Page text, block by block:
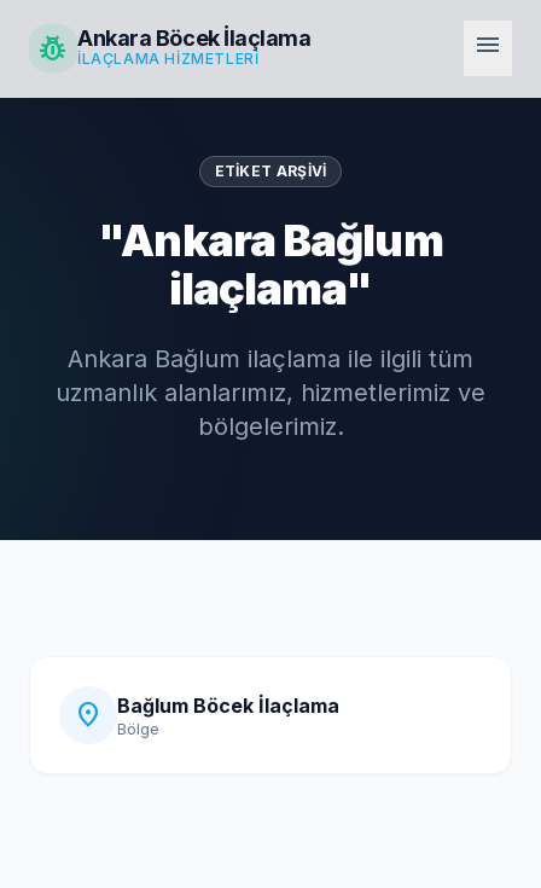
pest_control Ankara Böcek İlaçlama
İLAÇLAMA HIZMETLERI menu
ETIKET ARŞIVI
"Ankara Bağlum
ilaçlama"
Ankara Bağlum ilaçlama ile ilgili tüm
uzmanlık alanlarımız, hizmetlerimiz ve
bölgelerimiz.
location_on Bağlum Böcek İlaçlama
Bölge